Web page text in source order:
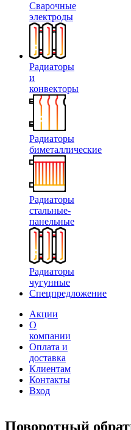
Сварочные
электроды
Радиаторы
и
конвекторы
Радиаторы
биметаллические
Радиаторы
стальные-
панельные
Радиаторы
чугунные
Спецпредложение
Акции
О
компании
Оплата и
доставка
Клиентам
Контакты
Вход
Поворотный